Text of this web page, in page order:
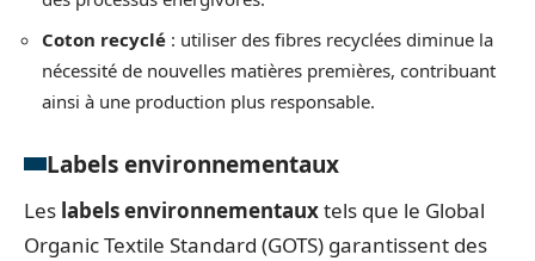
Coton recyclé : utiliser des fibres recyclées diminue la
nécessité de nouvelles matières premières, contribuant
ainsi à une production plus responsable.
Labels environnementaux
Les labels environnementauxtels que le Global
Organic Textile Standard (GOTS) garantissent des